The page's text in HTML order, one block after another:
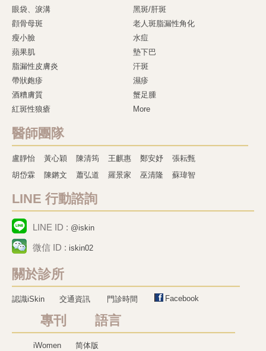
眼袋、淚溝
黑斑/肝斑
顴骨母斑
老人斑脂漏性角化
瘦小臉
水痘
蘋果肌
墊下巴
脂漏性皮膚炎
汗斑
帶狀皰疹
濕疹
酒糟膚質
蟹足腫
紅斑性狼瘡
More
醫師團隊
盧靜怡 黃心穎 陳清筠 王麒惠 鄭安妤
張耘甄
胡岱霖
陳鏘文 蕭弘道 羅景家 巫清隆 蘇瑋智
LINE 行動諮詢
LINE ID : @iskin
微信 ID : iskin02
關於診所
認識iSkin 交通資訊 門診時間 Facebook
專刊 語言
iWomen 简体版